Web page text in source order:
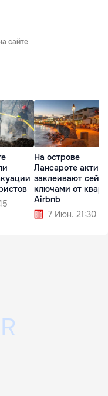
сайте
На острове
Лансароте
заклеивают
ключами от
Airbnb
7 Июн. 21:30